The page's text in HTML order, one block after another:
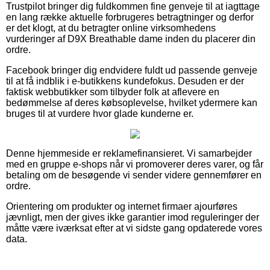
Trustpilot bringer dig fuldkommen fine genveje til at iagttage
en lang række aktuelle forbrugeres betragtninger og derfor
er det klogt, at du betragter online virksomhedens
vurderinger af D9X Breathable dame inden du placerer din
ordre.
Facebook bringer dig endvidere fuldt ud passende genveje
til at få indblik i e-butikkens kundefokus. Desuden er der
faktisk webbutikker som tilbyder folk at aflevere en
bedømmelse af deres købsoplevelse, hvilket ydermere kan
bruges til at vurdere hvor glade kunderne er.
Denne hjemmeside er reklamefinansieret. Vi samarbejder
med en gruppe e-shops når vi promoverer deres varer, og får
betaling om de besøgende vi sender videre gennemfører en
ordre.
Orientering om produkter og internet firmaer ajourføres
jævnligt, men der gives ikke garantier imod reguleringer der
måtte være iværksat efter at vi sidste gang opdaterede vores
data.